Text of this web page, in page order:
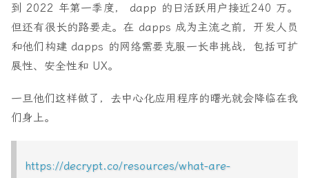
到 2022 年第一季度， dapp 的日活跃用户接近240 万。
但还有很长的路要走。在 dapps 成为主流之前，开发人员
和他们构建 dapps 的网络需要克服一长串挑战，包括可扩
展性、安全性和 UX。
一旦他们这样做了，去中心化应用程序的曙光就会降临在我
们身上。
https://decrypt.co/resources/what-are-